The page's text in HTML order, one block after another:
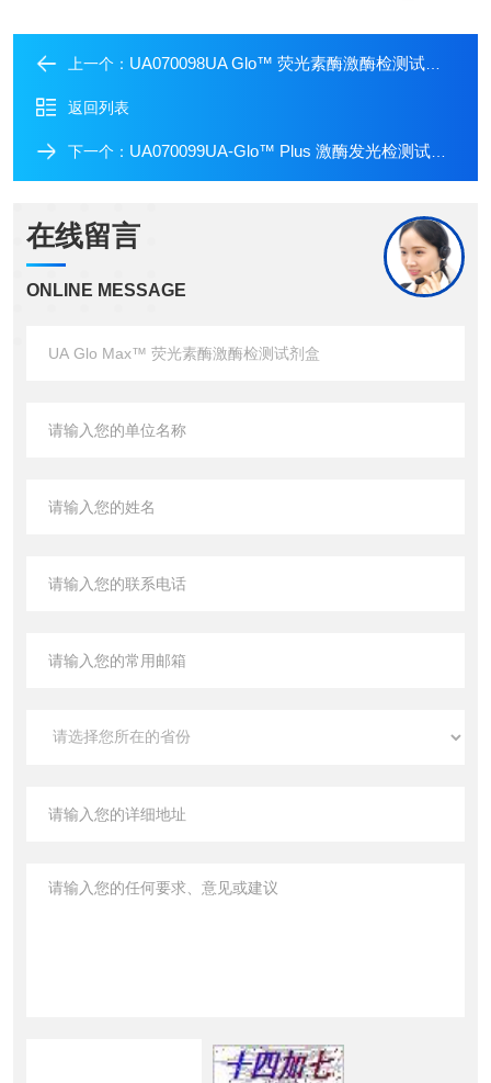
上一个： UA070098UA Glo™ 荧光素酶激酶检测试剂盒
返回列表
下一个： UA070099UA-Glo™ Plus 激酶发光检测试剂盒
在线留言
ONLINE MESSAGE